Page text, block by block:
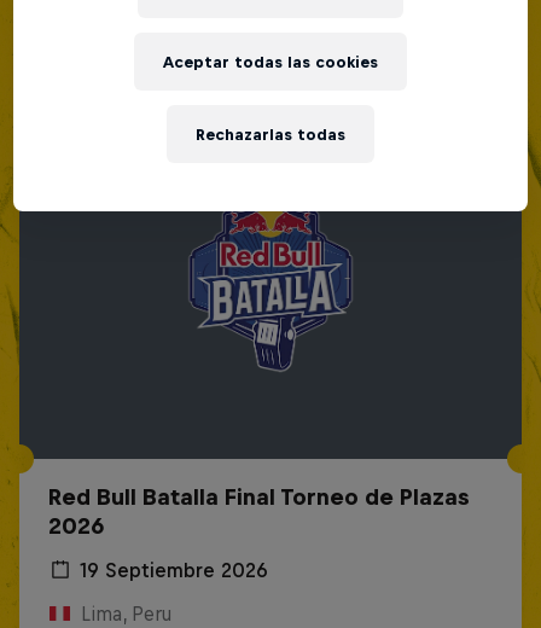
Red Bull Batalla Final Torneo de Plazas
2026
19 Septiembre 2026
Lima, Peru
Rechazarlas todas
Aceptar todas las cookies